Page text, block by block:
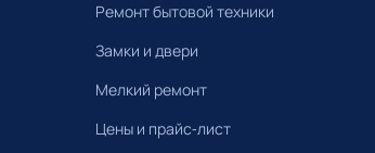
Ремонт бытовой техники
Замки и двери
Мелкий ремонт
Цены и прайс-лист